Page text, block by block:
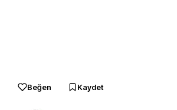
Beğen Kaydet